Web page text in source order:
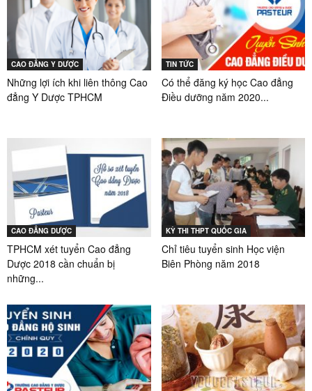
CAO ĐẲNG Y DƯỢC
Những lợi ích khi liên thông Cao
đẳng Y Dược TPHCM
TIN TỨC
Có thể đăng ký học Cao đẳng
Điều dưỡng năm 2020...
CAO ĐẲNG DƯỢC
TPHCM xét tuyển Cao đẳng
Dược 2018 cần chuẩn bị
những...
KỲ THI THPT QUỐC GIA
Chỉ tiêu tuyển sinh Học viện
Biên Phòng năm 2018